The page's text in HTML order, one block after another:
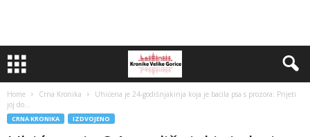
Home Crna Kronika
Uhićena je 24-godišnjakinja koja je bacila psa s prozora: Prijeti
joj do...
CRNA KRONIKA IZDVOJENO